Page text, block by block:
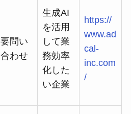
要問い
合わせ
生成AI
を活用
して業
務効率
化した
い企業
https://
www.ad
cal-
inc.com
/